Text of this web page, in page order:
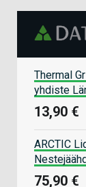
Thermal
yhdiste
13,90 €
ARCTIC
75,90 €